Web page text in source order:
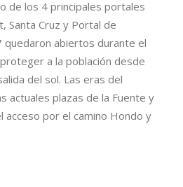
de los 4 principales portales
Santa Cruz y Portal de
quedaron abiertos durante el
a la población desde
del sol. Las eras del
actuales plazas de la Fuente y
acceso por el camino Hondo y